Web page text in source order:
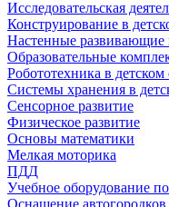
Исследовательская
Конструирование в
Настенные развивающие
Образовательные
Робототехника в детском
Системы хранения в
Сенсорное развитие
Физическое развитие
Основы математики
Мелкая моторика
ПДД
Учебное оборудование
Оснащение